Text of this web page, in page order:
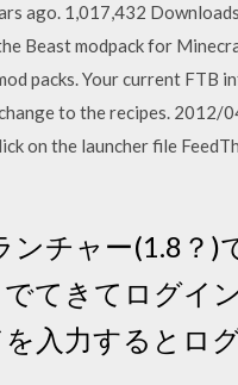
ago. 1,017,432
Beast modpack for
packs. Your current FTB
to the recipes.
on the launcher file
チャー(1.8？)
てきてログイ
入力するとロ